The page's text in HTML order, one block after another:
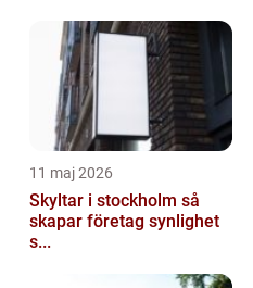
11 maj 2026
Skyltar i stockholm så
skapar företag synlighet
s...